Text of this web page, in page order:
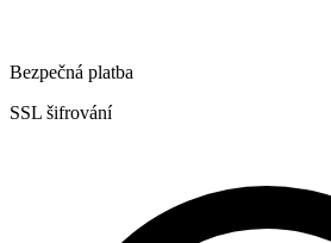
Bezpečná platba
SSL šifrování